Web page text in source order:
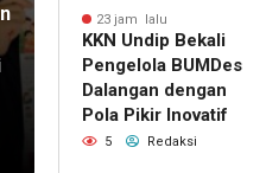
23 jam lalu
KKN Undip Bekali
Pengelola BUMDes
Dalangan dengan
Pola Pikir Inovatif
5 Redaksi